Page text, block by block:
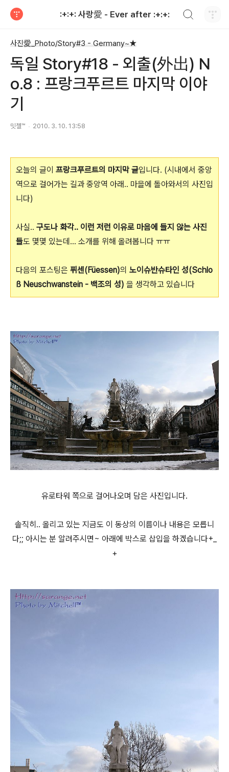
:+:+: 사랑愛 - Ever after :+:+:
사진愛_Photo/Story#3 - Germany~★
독일 Story#18 - 외출(外出) N
o.8 : 프랑크푸르트 마지막 이야
기
밋첼™ 2010. 3. 10. 13:58
오늘의 글이 프랑크푸르트의 마지막 글입니다. (시내에서 중앙
역으로 걸어가는 길과 중앙역 아래.. 마을에 돌아와서의 사진입
니다)
사실.. 구도나 화각.. 이런 저런 이유로 마음에 들지 않는 사진
들도 몇몇 있는데... 소개를 위해 올려봅니다 ㅠㅠ
다음의 포스팅은 퓌센(Füessen)의 노이슈반슈타인 성(Schlo
ß Neuschwanstein - 백조의 성) 을 생각하고 있습니다
유로타워 쪽으로 걸어나오며 담은 사진입니다.
솔직히.. 올리고 있는 지금도 이 동상의 이름이나 내용은 모릅니
다;; 아시는 분 알려주시면~ 아래에 박스로 삽입을 하겠습니다+_
+